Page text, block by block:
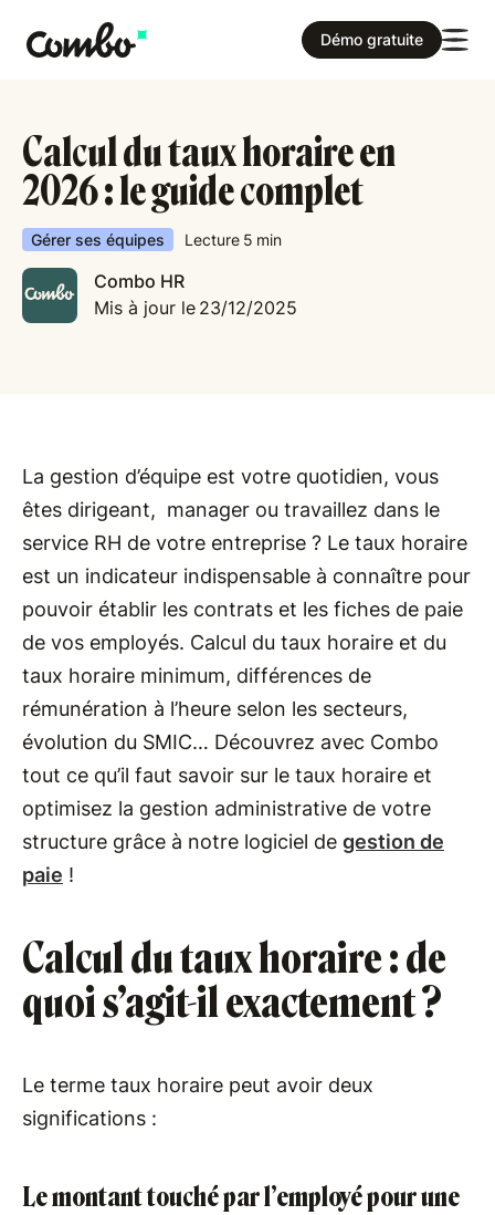
Démo gratuite
Calcul du taux horaire en
2026 : le guide complet
Gérer ses équipes Lecture 5 min
Combo HR
Mis à jour le 23/12/2025
La gestion d’équipe est votre quotidien, vous
êtes dirigeant, manager ou travaillez dans le
service RH de votre entreprise ? Le taux horaire
est un indicateur indispensable à connaître pour
pouvoir établir les contrats et les fiches de paie
de vos employés. Calcul du taux horaire et du
taux horaire minimum, différences de
rémunération à l’heure selon les secteurs,
évolution du SMIC… Découvrez avec Combo
tout ce qu’il faut savoir sur le taux horaire et
optimisez la gestion administrative de votre
structure grâce à notre logiciel de gestion de
paie !
Calcul du taux horaire : de
quoi s’agit-il exactement ?
Le terme taux horaire peut avoir deux
significations :
Le montant touché par l’employé pour une